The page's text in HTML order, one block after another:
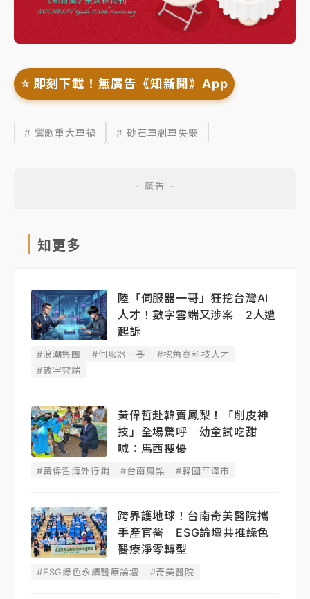
⭐️ 即刻下載！無廣告《知新聞》App
# 鶯歌重大車禍 # 砂石車剎車失靈
知更多
陸「伺服器一哥」狂挖台灣AI
人才！數字雲端又涉案 2人遭
起訴
#浪潮集團 #伺服器一哥
#挖角高科技人才
#數字雲端
黃偉哲赴韓賣鳳梨！「削皮神
技」全場驚呼 幼童試吃甜
喊：馬西搜優
#黃偉哲海外行銷 #台南鳳梨 #韓國平澤市
跨界護地球！台南奇美醫院攜
手產官醫 ESG論壇共推綠色
醫療淨零轉型
#ESG綠色永續醫療論壇 #奇美醫院